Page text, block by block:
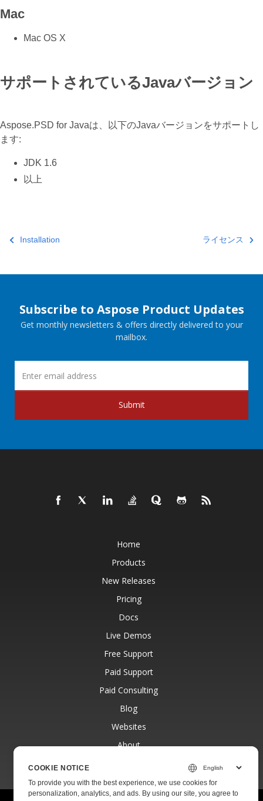
Mac
Mac OS X
サポートされているJavaバージョン
Aspose.PSD for Javaは、以下のJavaバージョンをサポートし
ます:
JDK 1.6
以上
Installation ライセンス
Subscribe to Aspose Product Updates
Get monthly newsletters & offers directly delivered to your
mailbox.
Submit
Home
Products
New Releases
Pricing
Docs
Live Demos
Free Support
Paid Support
Paid Consulting
Blog
Websites
About
COOKIE NOTICE
To provide you with the best experience, we use cookies for
personalization, analytics, and ads. By using our site, you agree to